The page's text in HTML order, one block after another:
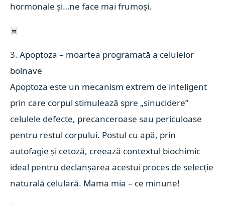
hormonale și…ne face mai frumoși.
3. Apoptoza – moartea programată a celulelor
bolnave
Apoptoza este un mecanism extrem de inteligent
prin care corpul stimulează spre „sinucidere”
celulele defecte, precanceroase sau periculoase
pentru restul corpului. Postul cu apă, prin
autofagie și cetoză, creează contextul biochimic
ideal pentru declanșarea acestui proces de selecție
naturală celulară. Mama mia – ce minune!